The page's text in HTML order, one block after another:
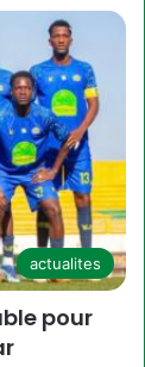
actualites
pour